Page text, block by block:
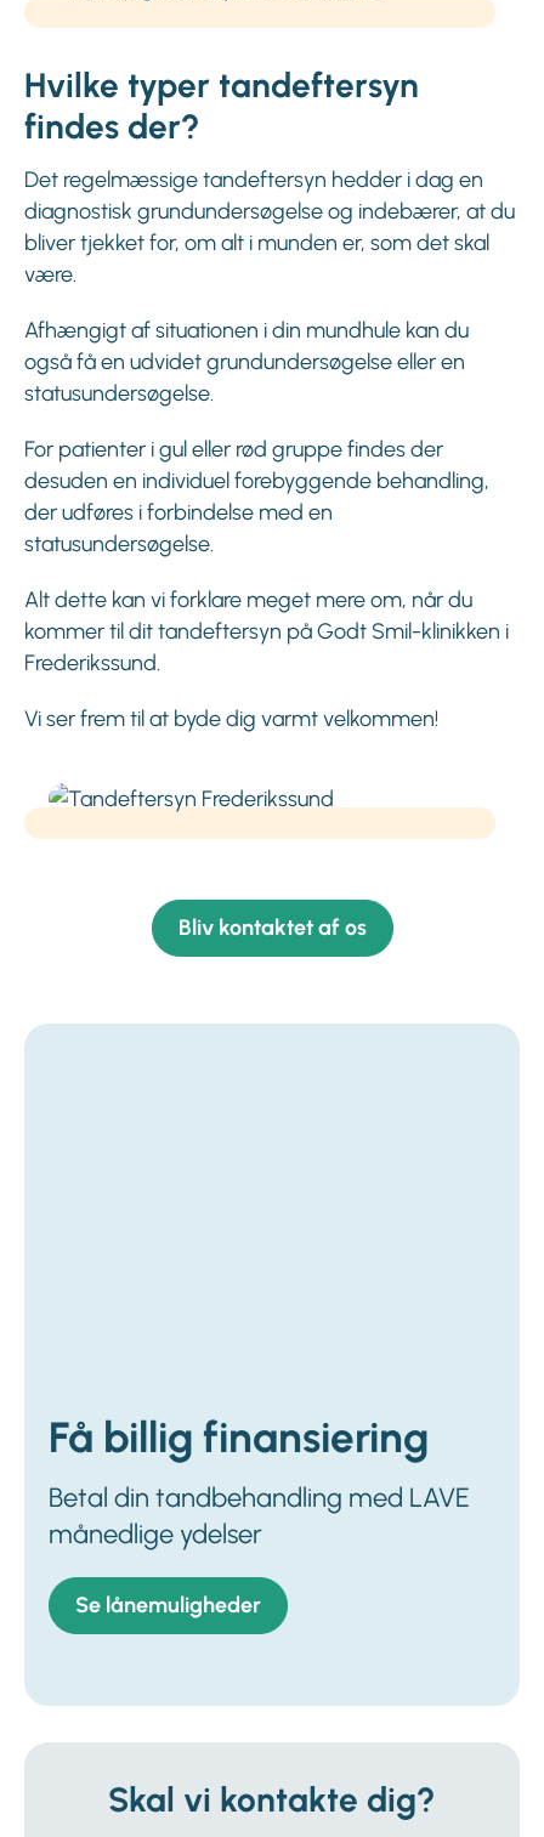
Hvilke typer tandeftersyn
findes der?
Det regelmæssige tandeftersyn hedder i dag en
diagnostisk grundundersøgelse og indebærer, at du
bliver tjekket for, om alt i munden er, som det skal
være.
Afhængigt af situationen i din mundhule kan du
også få en udvidet grundundersøgelse eller en
statusundersøgelse.
For patienter i gul eller rød gruppe findes der
desuden en individuel forebyggende behandling,
der udføres i forbindelse med en
statusundersøgelse.
Alt dette kan vi forklare meget mere om, når du
kommer til dit tandeftersyn på Godt Smil-klinikken i
Frederikssund.
Vi ser frem til at byde dig varmt velkommen!
Bliv kontaktet af os
Få billig finansiering
Betal din tandbehandling med LAVE
månedlige ydelser
Se lånemuligheder
Skal vi kontakte dig?